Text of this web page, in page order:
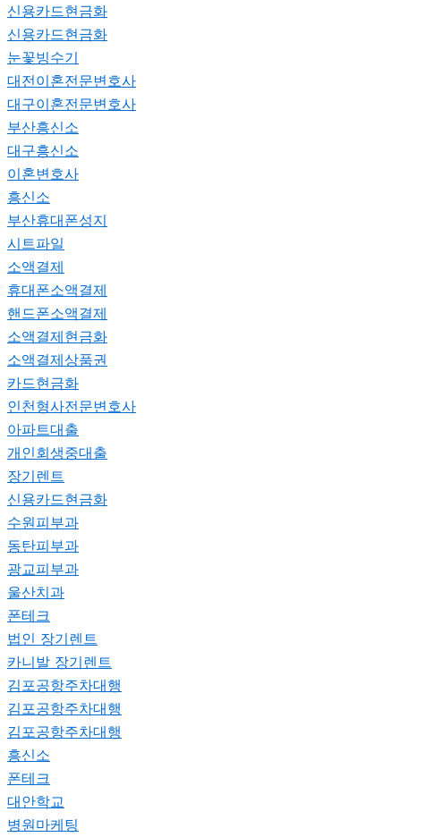
신용카드현금화
신용카드현금화
눈꽃빙수기
대전이혼전문변호사
대구이혼전문변호사
부산흥신소
대구흥신소
이혼변호사
흥신소
부산휴대폰성지
시트파일
소액결제
휴대폰소액결제
핸드폰소액결제
소액결제현금화
소액결제상품권
카드현금화
인천형사전문변호사
아파트대출
개인회생중대출
장기렌트
신용카드현금화
수원피부과
동탄피부과
광교피부과
울산치과
폰테크
법인 장기렌트
카니발 장기렌트
김포공항주차대행
김포공항주차대행
김포공항주차대행
흥신소
폰테크
대안학교
병원마케팅